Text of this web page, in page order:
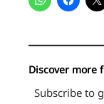
Discover
Subscribe to